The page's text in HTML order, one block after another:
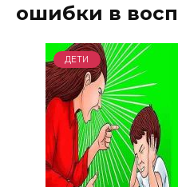
ошибки в
ДЕТИ